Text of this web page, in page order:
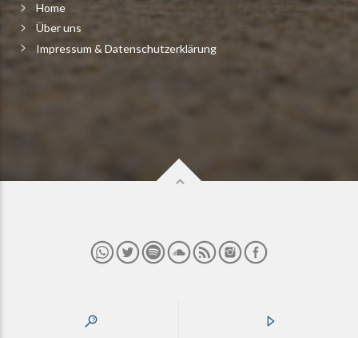
Home
Über uns
Impressum & Datenschutzerklärung